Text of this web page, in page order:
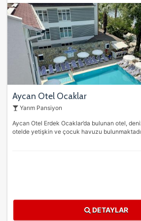
ÇEREZ KULLANIM AYARLARINIZ
Çerez tercihlerinizi
Aycan Otel Ocaklar
Yarım Pansiyon
Aycan Otel Erdek Ocaklar’da bulunan otel,
otelde yetişkin ve çocuk havuzu
DETAYLAR